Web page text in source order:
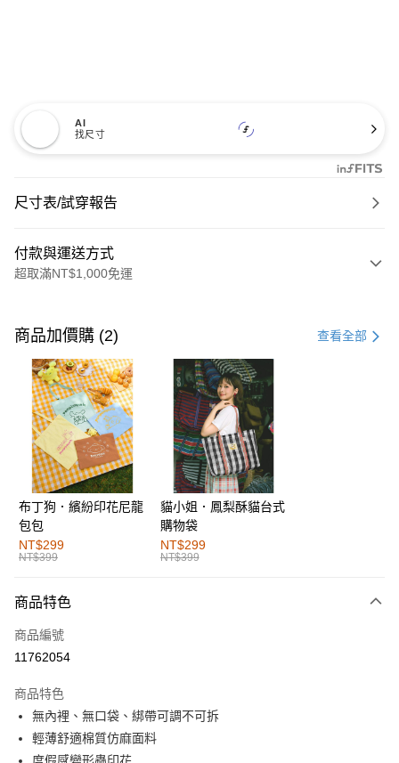
AI
找尺寸
尺寸表/試穿報告
付款與運送方式
超取滿NT$1,000免運
信用卡一次付款
購物金
超商取貨付款
LINE Pay
街口支付
運送方式
全家取貨付款
每筆NT$60，滿NT$1,000(含以上)免運費
付款後全家取貨
萊爾富取貨付款
付款後萊爾富取貨
每筆NT$60，滿NT$1,000(含以上)免運費
商品加價購 (2) 查看全部
布丁狗．繽紛印花尼龍
包包
NT$299
NT$399
貓小姐．鳳梨酥貓台式
購物袋
NT$299
NT$399
商品特色
商品編號
11762054
商品特色
無內裡、無口袋、綁帶可調不可拆
輕薄舒適棉質仿麻面料
度假感變形蟲印花